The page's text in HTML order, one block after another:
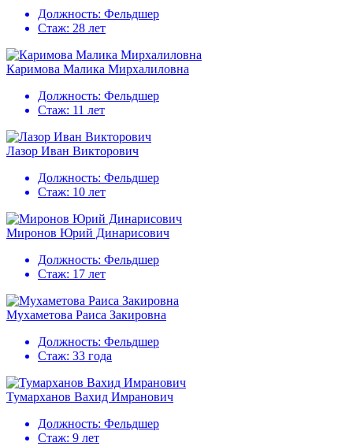
Должность: Фельдшер
Стаж: 28 лет
Каримова Малика Мирхалиловна
Должность: Фельдшер
Стаж: 11 лет
Лазор Иван Викторович
Должность: Фельдшер
Стаж: 10 лет
Миронов Юрий Динарисович
Должность: Фельдшер
Стаж: 17 лет
Мухаметова Раиса Закировна
Должность: Фельдшер
Стаж: 33 года
Тумарханов Вахид Имранович
Должность: Фельдшер
Стаж: 9 лет